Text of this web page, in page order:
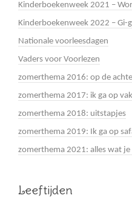
Kinderboekenweek 2021 –
Kinderboekenweek 2022 – Gi-
Nationale voorleesdagen
Vaders voor Voorlezen
zomerthema 2016: op de
zomerthema 2017: ik ga op
zomerthema 2018: uitstapjes
zomerthema 2019: Ik ga op
zomerthema 2021: alles wat
Leeftijden